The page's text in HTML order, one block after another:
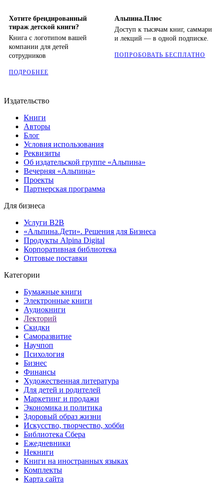
Хотите брендированный
тираж детской книги?
Книга с логотипом вашей
компании для детей
сотрудников
ПОДРОБНЕЕ
Альпина.Плюс
Доступ к тысячам книг, саммари
и лекций — в одной подписке.
ПОПРОБОВАТЬ БЕСПЛАТНО
Издательство
Книги
Авторы
Блог
Условия использования
Реквизиты
Об издательской группе «Альпина»
Вечерняя «Альпина»
Проекты
Партнерская программа
Для бизнеса
Услуги B2B
«Альпина.Дети». Решения для Бизнеса
Продукты Alpina Digital
Корпоративная библиотека
Оптовые поставки
Категории
Бумажные книги
Электронные книги
Аудиокниги
Лекторий
Скидки
Саморазвитие
Научпоп
Психология
Бизнес
Финансы
Художественная литература
Для детей и родителей
Маркетинг и продажи
Экономика и политика
Здоровый образ жизни
Искусство, творчество, хобби
Библиотека Сбера
Ежедневники
Некниги
Книги на иностранных языках
Комплекты
Карта сайта